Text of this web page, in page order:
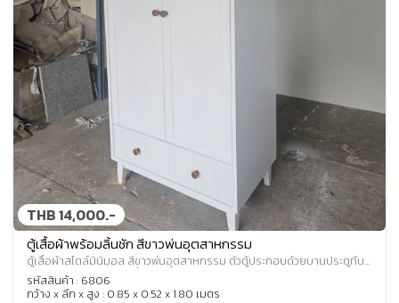
THB 14,000.-
ตู้เสื้อผ้าพร้อมลิ้นชัก สีขาวพ่นอุตสาหกรรม
ตู้เสื้อผ้าสไตล์มินิมอล สีขาวพ่นอุตสาหกรรม ตัวตู้ประกอบด้วยบานประตูทึบ
แต่งหน้าบานโค้ง พร้อมลิ้นชักแต
รหัสสินค้า : 6806
กว้าง x ลึก x สูง : 0.85 x 0.52 x 1.80 เมตร